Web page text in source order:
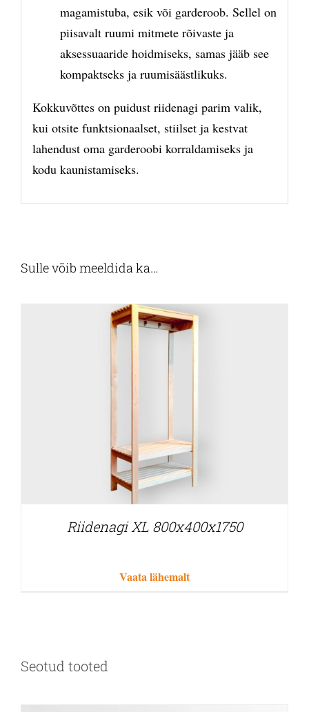
magamistuba, esik või garderoob. Sellel on
piisavalt ruumi mitmete rõivaste ja
aksessuaaride hoidmiseks, samas jääb see
kompaktseks ja ruumisäästlikuks.
Kokkuvõttes on puidust riidenagi parim valik,
kui otsite funktsionaalset, stiilset ja kestvat
lahendust oma garderoobi korraldamiseks ja
kodu kaunistamiseks.
Sulle võib meeldida ka…
Riidenagi XL 800x400x1750
Vaata lähemalt
Seotud tooted